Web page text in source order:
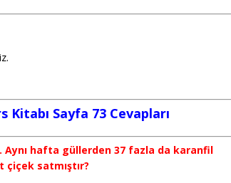
Kitabı Sayfa 73 Cevapları
Aynı hafta güllerden 37 fazla da karanfil
satmıştır?